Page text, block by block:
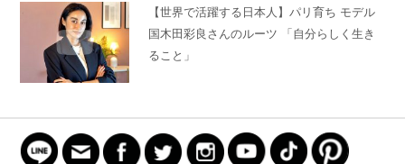
【世界で活躍する日本人】パリ育ち モデル
国木田彩良さんのルーツ 「自分らしく生き
ること」